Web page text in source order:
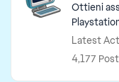
Ottieni
Latest
4,177